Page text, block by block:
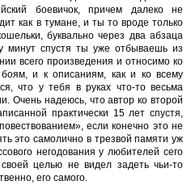
боевичок, причем далеко не
как в тумане, и ты то вроде только
буквально через два абзаца
минут спустя ты уже отбываешь из
всего произведения и относимо ко
и к описаниям, как и ко всему
что у тебя в руках что-то весьма
Очень надеюсь, что автор ко второй
практически 15 лет спустя,
если конечно это не
это самолично в трезвой памяти уж
негодования у любителей сего
целью не видел задеть чьи-то
его самого.